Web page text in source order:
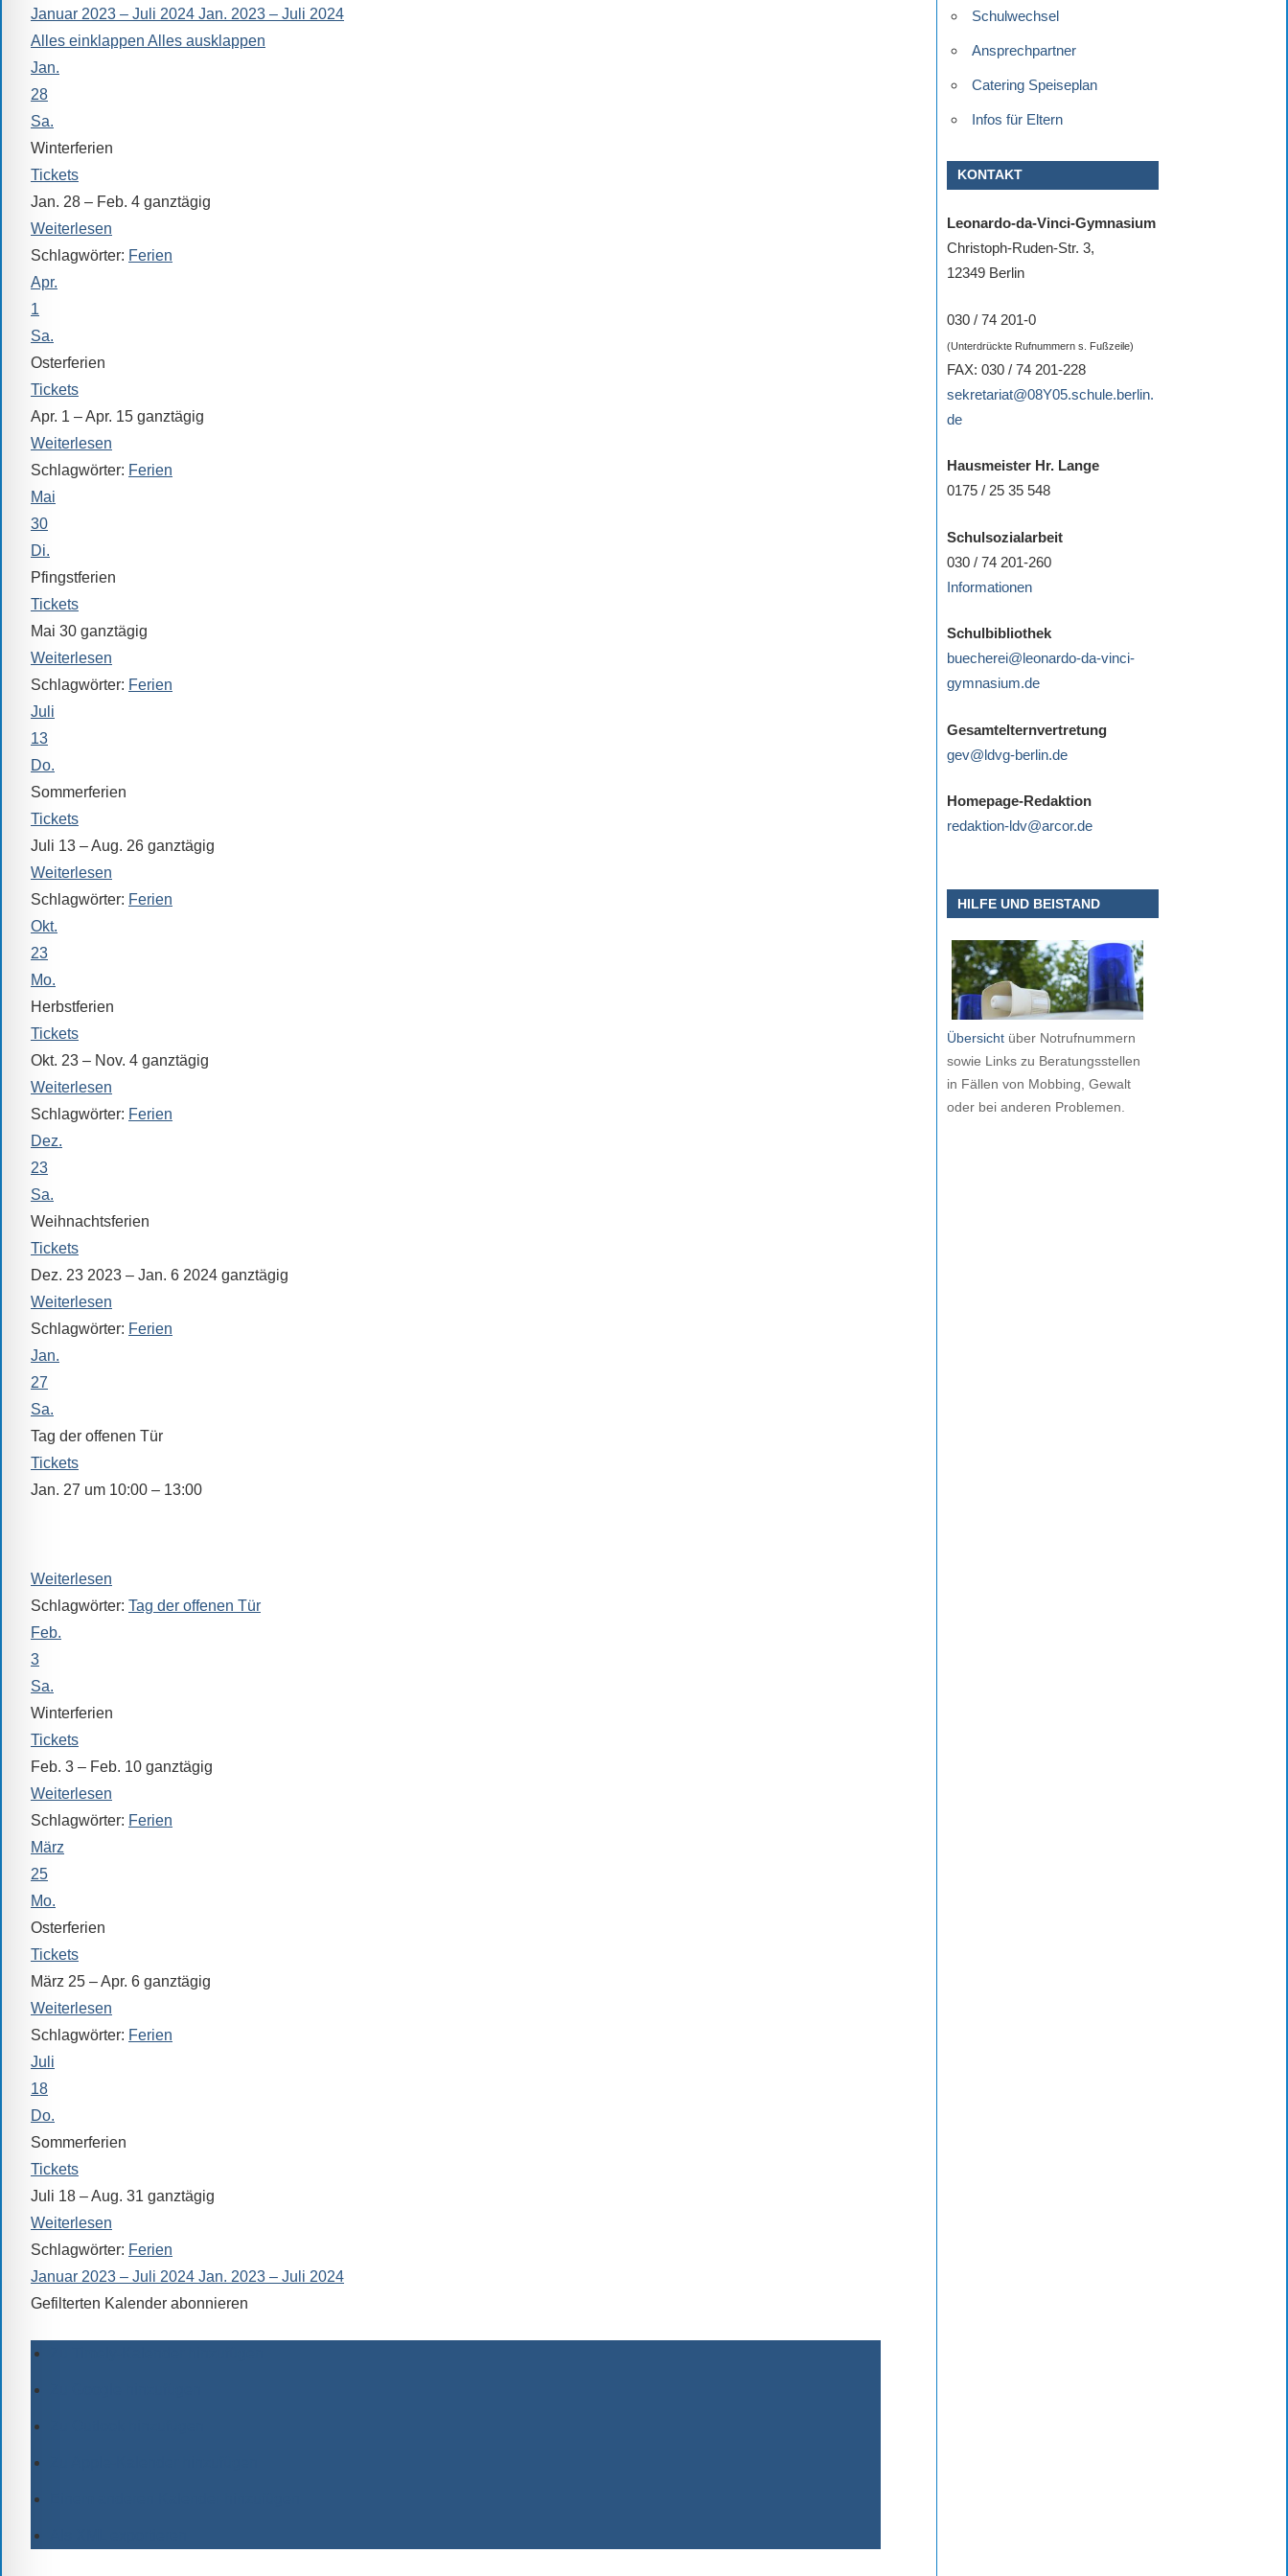
alle
Fragen
Antworten
zu
bieten.
Daneben
gibt
es
den
Aktivitäten
an
unserer
Schule.
Ob
Sprach-,
Mathematik-
oder
Sportwettkampf,
Musik-
Exkursion
oder
Reise
–
unsere
Schülerinnen
und
Schüler
sind
dabei!
Sollten
Sie
Information
nicht
finden,
stehen
am
Ende
jeder
Seite
verschiedene
Möglichkeiten
der
Suche
Januar 2023 – Juli 2024 Jan. 2023 – Juli 2024
Alles einklappen Alles ausklappen
Jan.
28
Sa.
Winterferien
Tickets
Jan. 28 – Feb. 4 ganztägig
Weiterlesen
Schlagwörter: Ferien
Apr.
1
Sa.
Osterferien
Tickets
Apr. 1 – Apr. 15 ganztägig
Weiterlesen
Schlagwörter: Ferien
Mai
30
Di.
Pfingstferien
Tickets
Mai 30 ganztägig
Weiterlesen
Schlagwörter: Ferien
Juli
13
Do.
Sommerferien
Tickets
Juli 13 – Aug. 26 ganztägig
Weiterlesen
Schlagwörter: Ferien
Okt.
23
Mo.
Herbstferien
Tickets
Okt. 23 – Nov. 4 ganztägig
Weiterlesen
Schlagwörter: Ferien
Dez.
23
Sa.
Weihnachtsferien
Tickets
Dez. 23 2023 – Jan. 6 2024 ganztägig
Weiterlesen
Schlagwörter: Ferien
Jan.
27
Sa.
Tag der offenen Tür
Tickets
Jan. 27 um 10:00 – 13:00
Weiterlesen
Schlagwörter: Tag der offenen Tür
Feb.
3
Sa.
Winterferien
Tickets
Feb. 3 – Feb. 10 ganztägig
Weiterlesen
Schlagwörter: Ferien
März
25
Mo.
Osterferien
Tickets
März 25 – Apr. 6 ganztägig
Weiterlesen
Schlagwörter: Ferien
Juli
18
Do.
Sommerferien
Tickets
Juli 18 – Aug. 31 ganztägig
Weiterlesen
Schlagwörter: Ferien
Januar 2023 – Juli 2024 Jan. 2023 – Juli 2024
Gefilterten Kalender abonnieren
Schulwechsel
Ansprechpartner
Catering Speiseplan
Infos für Eltern
KONTAKT
Leonardo-da-Vinci-Gymnasium
Christoph-Ruden-Str. 3,
12349 Berlin
030 / 74 201-0
(Unterdrückte Rufnummern s. Fußzeile)
FAX: 030 / 74 201-228
sekretariat@08Y05.schule.berlin.
de
Hausmeister Hr. Lange
0175 / 25 35 548
Schulsozialarbeit
030 / 74 201-260
Informationen
Schulbibliothek
buecherei@leonardo-da-vinci-
gymnasium.de
Gesamtelternvertretung
gev@ldvg-berlin.de
Homepage-Redaktion
redaktion-ldv@arcor.de
HILFE UND BEISTAND
Übersicht über Notrufnummern
sowie Links zu Beratungsstellen
in Fällen von Mobbing, Gewalt
oder bei anderen Problemen.